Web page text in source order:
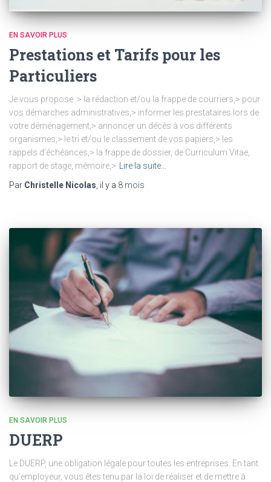
EN SAVOIR PLUS
Prestations et Tarifs pour les
Particuliers
Je vous propose :> la rédaction et/ou la frappe de courriers,> pour
vos démarches administratives,> informer les prestataires lors de
votre déménagement,> annoncer un décès à vos différents
organismes,> le tri et/ou le classement de vos papiers,> les
rappels d’échéances,> la frappe de dossier, de Curriculum Vitae,
rapport de stage, mémoire,> Lire la suite…
Par Christelle Nicolas, il y a 8 mois
EN SAVOIR PLUS
DUERP
Le DUERP, une obligation légale pour toutes les entreprises. En tant
qu’employeur, vous êtes tenu par la loi de réaliser et de mettre à